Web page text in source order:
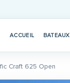
ACCUEIL BATEAUX
Craft 625 Open